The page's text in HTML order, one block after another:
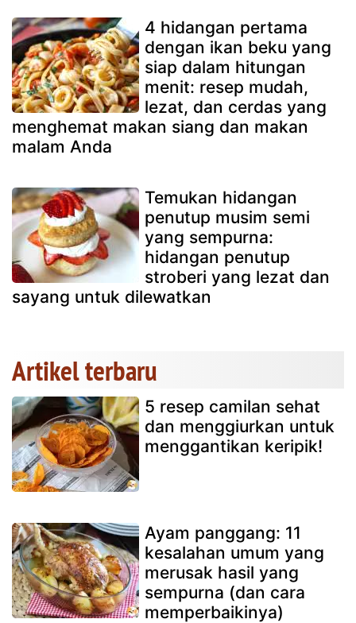
4 hidangan pertama
dengan ikan beku yang
siap dalam hitungan
menit: resep mudah,
lezat, dan cerdas yang
menghemat makan siang dan makan
malam Anda
Temukan hidangan
penutup musim semi
yang sempurna:
hidangan penutup
stroberi yang lezat dan
sayang untuk dilewatkan
Artikel terbaru
5 resep camilan sehat
dan menggiurkan untuk
menggantikan keripik!
Ayam panggang: 11
kesalahan umum yang
merusak hasil yang
sempurna (dan cara
memperbaikinya)